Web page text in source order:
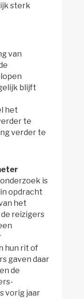
sterk
van
blijft
het
te
verder te
is
opdracht
het
reizigers
hun rit of
gaven daar
de
vorig jaar